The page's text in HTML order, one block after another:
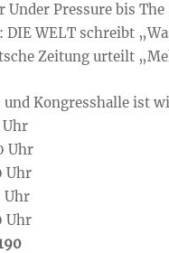
Under Pressure bis
DIE WELT schreibt
Zeitung urteilt
Kongresshalle ist
Uhr